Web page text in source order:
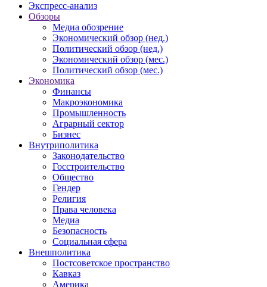
Экспресс-анализ
Обзоры
Медиа обозрение
Экономический обзор (нед.)
Политический обзор (нед.)
Экономический обзор (мес.)
Политический обзор (мес.)
Экономика
Финансы
Макроэкономика
Промышленность
Аграрный сектор
Бизнес
Внутриполитика
Законодательство
Госстроительство
Общество
Гендер
Религия
Права человека
Медиа
Безопасность
Социальная сфера
Внешполитика
Постсоветское пространство
Кавказ
Америка